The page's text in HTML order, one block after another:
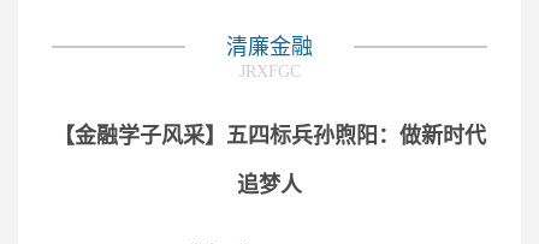
清廉金融
JRXFGC
【金融学子风采】五四标兵孙煦阳：做新时代
追梦人